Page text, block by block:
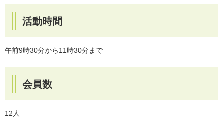
活動時間
午前9時30分から11時30分まで
会員数
12人